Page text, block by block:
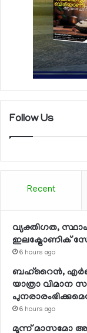
Follow Us
Recent
വ്യക്തിഗത,
ഇലക്ട്രോണിക്
6 hours ago
ബഹ്റൈന്‍,
യാത്രാ വിമാന
6 hours ago
മൂന്ന് മാസമോ